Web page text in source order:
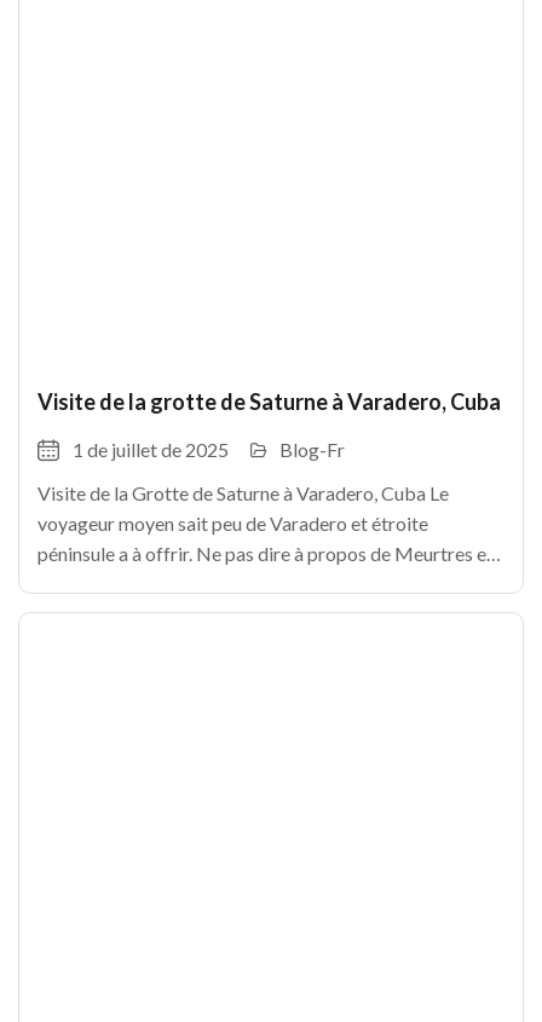
Visite de la grotte de Saturne à Varadero, Cuba
1 de juillet de 2025
Blog-Fr
Visite de la Grotte de Saturne à Varadero, Cuba Le
voyageur moyen sait peu de Varadero et étroite
péninsule a à offrir. Ne pas dire à propos de Meurtres et